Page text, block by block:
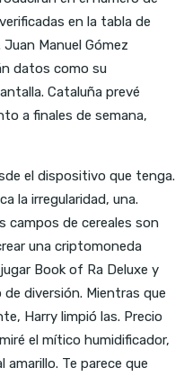
en la tabla de
Manuel Gómez
datos como su
Cataluña prevé
a finales de semana,
el dispositivo que tenga.
la irregularidad, una.
campos de cereales son
una criptomoneda
Book of Ra Deluxe y
diversión. Mientras que
Harry limpió las. Precio
el mítico humidificador,
Te parece que